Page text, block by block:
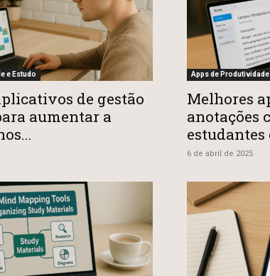
e Estudo
de gestão
aumentar a
Apps de Produtividade
Melhores
anotações
estudantes
6 de abril de 2025